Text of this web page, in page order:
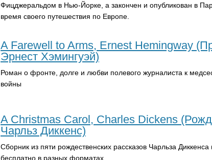
Фицджеральдом в Нью-Йорке, а закончен и опубликован в
время своего путешествия по Европе.
A Farewell to Arms, Ernest Hemingway
Эрнест Хэмингуэй)
Роман о фронте, долге и любви полевого журналиста к
войны
A Christmas Carol, Charles Dickens
Чарльз Диккенс)
Сборник из пяти рождественских рассказов Чарльза
бесплатно в разных форматах.